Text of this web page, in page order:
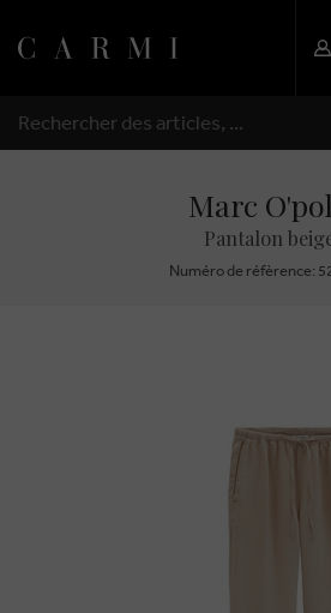
RECHERCHER
Marc
Pantalon
Numéro de réfèrence: